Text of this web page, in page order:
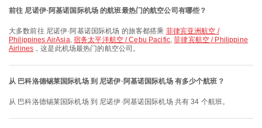
前往 尼诺伊·阿基诺国际机场 的航班最热门的航空公司有哪些？
大多数前往 尼诺伊·阿基诺国际机场 的旅客都搭乘 菲律宾亚洲航空 /
Philippines AirAsia, 宿务太平洋航空 / Cebu Pacific,菲律宾航空 / Philippine
Airlines ，这是此机场最热门的航空公司。
从 巴科洛德锡莱国际机场 到 尼诺伊·阿基诺国际机场 有多少个航班？
从 巴科洛德锡莱国际机场 到 尼诺伊·阿基诺国际机场 共有 34 个航班。